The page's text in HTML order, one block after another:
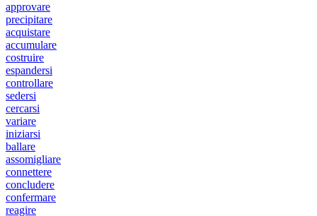
approvare
precipitare
acquistare
accumulare
costruire
espandersi
controllare
sedersi
cercarsi
variare
iniziarsi
ballare
assomigliare
connettere
concludere
confermare
reagire